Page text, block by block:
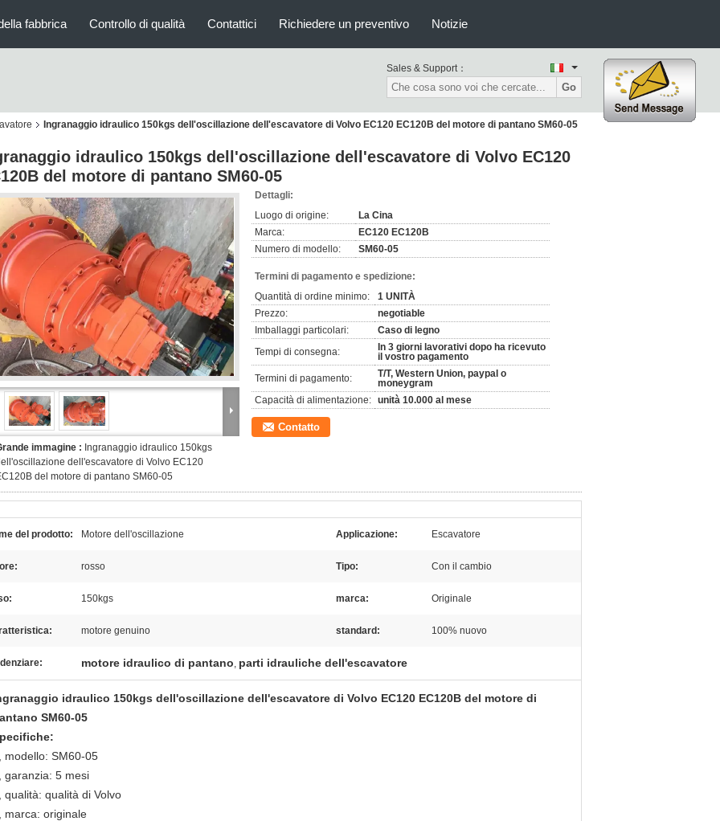
fabbrica Controllo di qualità Contattici Richiedere un preventivo Notizie
Sales & Support：
Go
Ingranaggio idraulico 150kgs dell'oscillazione dell'escavatore di Volvo EC120 EC120B del motore di pantano SM60-05
idraulico 150kgs dell'oscillazione dell'escavatore di Volvo EC120
del motore di pantano SM60-05
immagine : Ingranaggio idraulico 150kgs
dell'escavatore di Volvo EC120
del motore di pantano SM60-05
Dettagli:
Luogo di origine:
La Cina
Marca:
EC120 EC120B
Numero di modello:
SM60-05
Termini di pagamento e spedizione:
Quantità di ordine minimo:
1 UNITÀ
Prezzo:
negotiable
Imballaggi particolari:
Caso di legno
Tempi di consegna:
In 3 giorni lavorativi dopo ha ricevuto
il vostro pagamento
Termini di pagamento:
T/T, Western Union, paypal o
moneygram
Capacità di alimentazione: unità 10.000 al mese
Contatto
del prodotto: Motore dell'oscillazione Applicazione: Escavatore
rosso Tipo: Con il cambio
150kgs marca: Originale
motore genuino standard: 100% nuovo
motore idraulico di pantano, parti idrauliche dell'escavatore
idraulico 150kgs dell'oscillazione dell'escavatore di Volvo EC120 EC120B del motore di
SM60-05
modello: SM60-05
garanzia: 5 mesi
qualità: qualità di Volvo
marca: originale